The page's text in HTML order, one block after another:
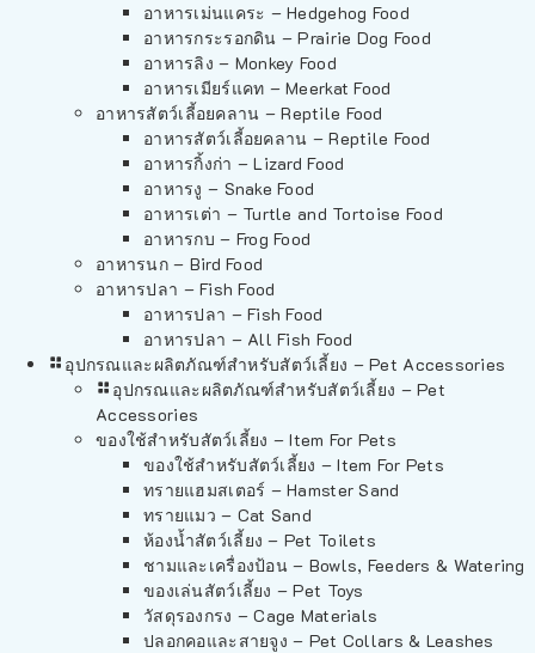
อาหารเม่นแคระ – Hedgehog Food
อาหารกระรอกดิน – Prairie Dog Food
อาหารลิง – Monkey Food
อาหารเมียร์แคท – Meerkat Food
อาหารสัตว์เลี้อยคลาน – Reptile Food
อาหารสัตว์เลี้อยคลาน – Reptile Food
อาหารกิ้งก่า – Lizard Food
อาหารงู – Snake Food
อาหารเต่า – Turtle and Tortoise Food
อาหารกบ – Frog Food
อาหารนก – Bird Food
อาหารปลา – Fish Food
อาหารปลา – Fish Food
อาหารปลา – All Fish Food
อุปกรณและผลิตภัณฑ์สำหรับสัตว์เลี้ยง – Pet Accessories
อุปกรณและผลิตภัณฑ์สำหรับสัตว์เลี้ยง – Pet
Accessories
ของใช้สำหรับสัตว์เลี้ยง – Item For Pets
ของใช้สำหรับสัตว์เลี้ยง – Item For Pets
ทรายแฮมสเตอร์ – Hamster Sand
ทรายแมว – Cat Sand
ห้องน้ำสัตว์เลี้ยง – Pet Toilets
ชามและเครื่องป้อน – Bowls, Feeders & Watering
ของเล่นสัตว์เลี้ยง – Pet Toys
วัสดุรองกรง – Cage Materials
ปลอกคอและสายจูง – Pet Collars & Leashes